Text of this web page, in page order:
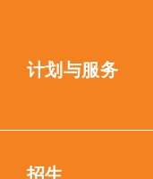
计划与服务
招生